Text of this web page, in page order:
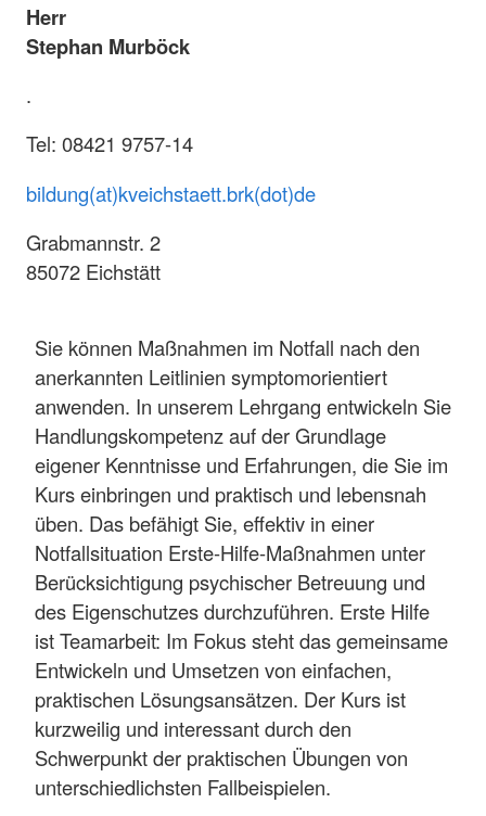
Herr
Stephan Murböck
.
Tel: 08421 9757-14
bildung(at)kveichstaett.brk(dot)de
Grabmannstr. 2
85072 Eichstätt
Sie können Maßnahmen im Notfall nach den
anerkannten Leitlinien symptomorientiert
anwenden. In unserem Lehrgang entwickeln Sie
Handlungskompetenz auf der Grundlage
eigener Kenntnisse und Erfahrungen, die Sie im
Kurs einbringen und praktisch und lebensnah
üben. Das befähigt Sie, effektiv in einer
Notfallsituation Erste-Hilfe-Maßnahmen unter
Berücksichtigung psychischer Betreuung und
des Eigenschutzes durchzuführen. Erste Hilfe
ist Teamarbeit: Im Fokus steht das gemeinsame
Entwickeln und Umsetzen von einfachen,
praktischen Lösungsansätzen. Der Kurs ist
kurzweilig und interessant durch den
Schwerpunkt der praktischen Übungen von
unterschiedlichsten Fallbeispielen.